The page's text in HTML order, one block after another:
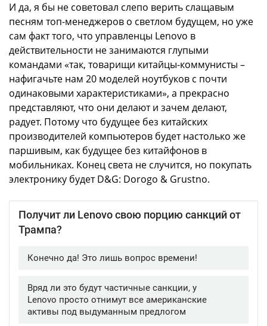
И да, я бы не советовал слепо верить слащавым
песням топ-менеджеров о светлом будущем, но уже
сам факт того, что управленцы Lenovo в
действительности не занимаются глупыми
командами «так, товарищи китайцы-коммунисты –
нафигачьте нам 20 моделей ноутбуков с почти
одинаковыми характеристиками», а прекрасно
представляют, что они делают и зачем делают,
радует. Потому что будущее без китайских
производителей компьютеров будет настолько же
паршивым, как будущее без китайфонов в
мобильниках. Конец света не случится, но покупать
электронику будет D&G: Dorogo & Grustno.